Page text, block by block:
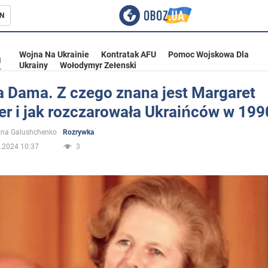
Wojna Na Ukrainie Kontratak AFU
Pomoc Wojskowa Dla
Ukrainy
Wołodymyr Zełenski
Dama. Z czego znana jest Margaret
i jak rozczarowała Ukraińców w
Galushchenko
Rozrywka
10:37
3